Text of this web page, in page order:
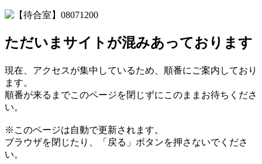
ただいまサイトが混みあっております
現在、アクセスが集中しているため、順番にご案内しており
ます。
順番が来るまでこのページを閉じずにこのままお待ちくださ
い。
※このページは自動で更新されます。
ブラウザを閉じたり、「戻る」ボタンを押さないでくださ
い。